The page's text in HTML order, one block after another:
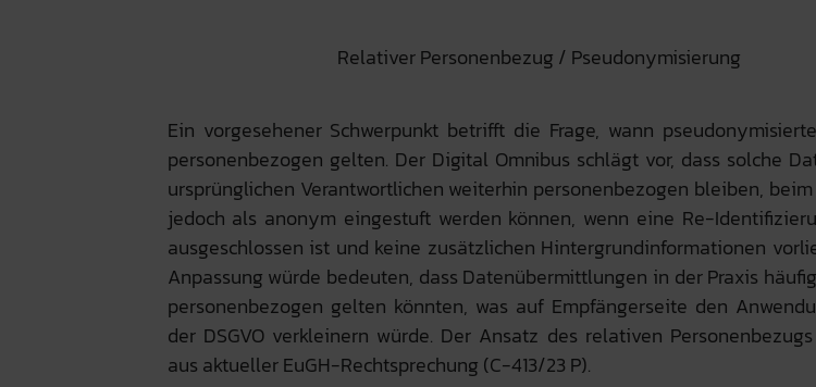
Relativer Personenbezug / Pseudonymisierung
Ein vorgesehener Schwerpunkt betrifft die Frage, wann
personenbezogen gelten. Der Digital Omnibus schlägt vor, dass solche
ursprünglichen Verantwortlichen weiterhin personenbezogen bleiben,
jedoch als anonym eingestuft werden können, wenn eine Re-
ausgeschlossen ist und keine zusätzlichen Hintergrundinformationen
Anpassung würde bedeuten, dass Datenübermittlungen in der Praxis
personenbezogen gelten könnten, was auf Empfängerseite den
der DSGVO verkleinern würde. Der Ansatz des relativen
aus aktueller EuGH-Rechtsprechung (C-413/23 P).